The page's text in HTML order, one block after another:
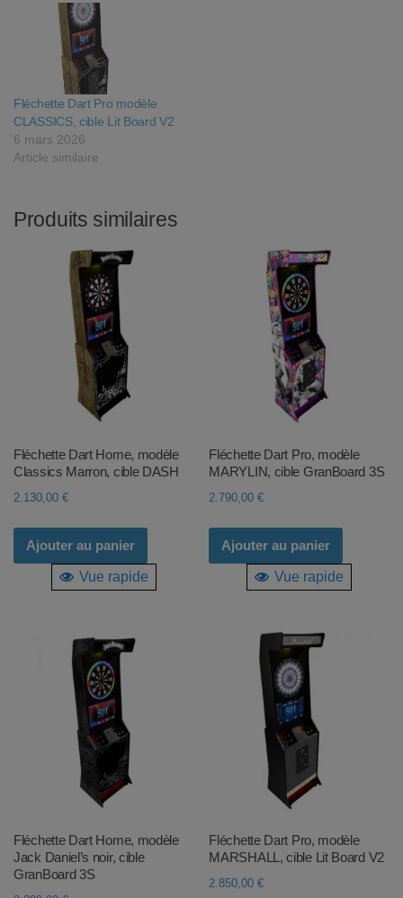
Fléchette Dart Pro modèle
CLASSICS, cible Lit Board V2
6 mars 2026
Article similaire
Produits similaires
Fléchette Dart Home, modèle
Classics Marron, cible DASH
2.130,00 €
Ajouter au panier
Vue rapide
Fléchette Dart Pro, modèle
MARYLIN, cible GranBoard 3S
2.790,00€
Ajouter au panier
Vue rapide
Fléchette Dart Home, modèle
Jack Daniel’s noir, cible
GranBoard 3S
Fléchette Dart Pro, modèle
MARSHALL, cible Lit Board V2
2.850,00€